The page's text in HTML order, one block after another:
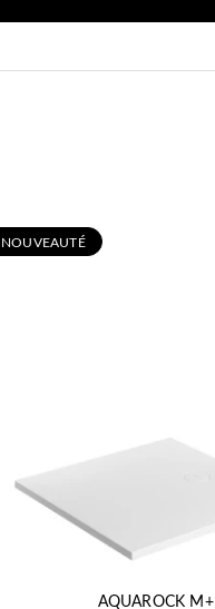
NOUVEAUTÉ
AQUAROCK M+